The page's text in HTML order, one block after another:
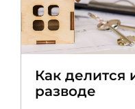
Как делится
разводе